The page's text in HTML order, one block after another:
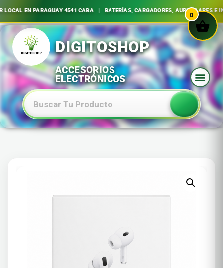
4541 CABA | BATERÍAS, CARGADORES, AURICULARES E
Ir
al
contenido
0